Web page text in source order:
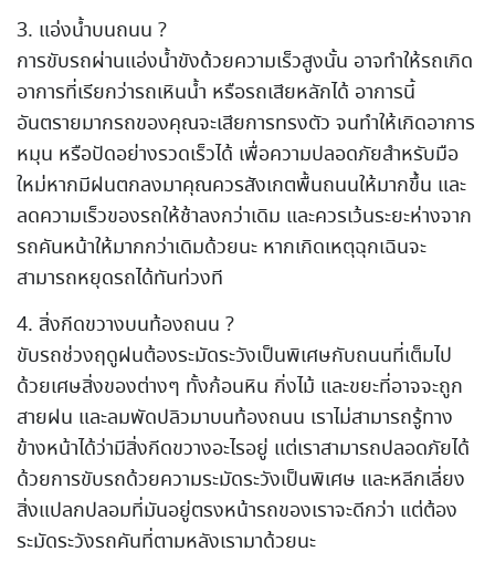
3. แอ่งน้ำบนถนน ?
การขับรถผ่านแอ่งน้ำขังด้วยความเร็วสูงนั้น อาจทำให้รถเกิด
อาการที่เรียกว่ารถเหินน้ำ หรือรถเสียหลักได้ อาการนี้
อันตรายมากรถของคุณจะเสียการทรงตัว จนทำให้เกิดอาการ
หมุน หรือปัดอย่างรวดเร็วได้ เพื่อความปลอดภัยสำหรับมือ
ใหม่หากมีฝนตกลงมาคุณควรสังเกตพื้นถนนให้มากขึ้น และ
ลดความเร็วของรถให้ช้าลงกว่าเดิม และควรเว้นระยะห่างจาก
รถคันหน้าให้มากกว่าเดิมด้วยนะ หากเกิดเหตุฉุกเฉินจะ
สามารถหยุดรถได้ทันท่วงที
4. สิ่งกีดขวางบนท้องถนน ?
ขับรถช่วงฤดูฝนต้องระมัดระวังเป็นพิเศษกับถนนที่เต็มไป
ด้วยเศษสิ่งของต่างๆ ทั้งก้อนหิน กิ่งไม้ และขยะที่อาจจะถูก
สายฝน และลมพัดปลิวมาบนท้องถนน เราไม่สามารถรู้ทาง
ข้างหน้าได้ว่ามีสิ่งกีดขวางอะไรอยู่ แต่เราสามารถปลอดภัยได้
ด้วยการขับรถด้วยความระมัดระวังเป็นพิเศษ และหลีกเลี่ยง
สิ่งแปลกปลอมที่มันอยู่ตรงหน้ารถของเราจะดีกว่า แต่ต้อง
ระมัดระวังรถคันที่ตามหลังเรามาด้วยนะ